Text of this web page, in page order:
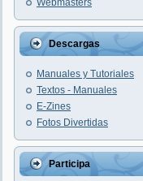
Webmasters
Descargas
Manuales y Tutoriales
Textos - Manuales
E-Zines
Fotos Divertidas
Participa